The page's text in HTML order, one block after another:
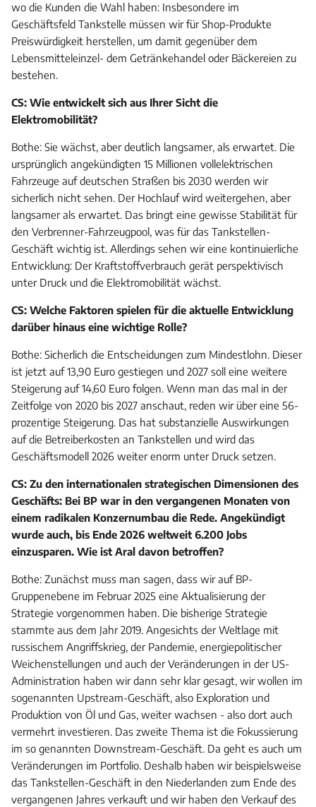
wo die Kunden die Wahl haben: Insbesondere im
Geschäftsfeld Tankstelle müssen wir für Shop-Produkte
Preiswürdigkeit herstellen, um damit gegenüber dem
Lebensmitteleinzel- dem Getränkehandel oder Bäckereien zu
bestehen.
CS: Wie entwickelt sich aus Ihrer Sicht die
Elektromobilität?
Bothe: Sie wächst, aber deutlich langsamer, als erwartet. Die
ursprünglich angekündigten 15 Millionen vollelektrischen
Fahrzeuge auf deutschen Straßen bis 2030 werden wir
sicherlich nicht sehen. Der Hochlauf wird weitergehen, aber
langsamer als erwartet. Das bringt eine gewisse Stabilität für
den Verbrenner-Fahrzeugpool, was für das Tankstellen-
Geschäft wichtig ist. Allerdings sehen wir eine kontinuierliche
Entwicklung: Der Kraftstoffverbrauch gerät perspektivisch
unter Druck und die Elektromobilität wächst.
CS: Welche Faktoren spielen für die aktuelle Entwicklung
darüber hinaus eine wichtige Rolle?
Bothe: Sicherlich die Entscheidungen zum Mindestlohn. Dieser
ist jetzt auf 13,90 Euro gestiegen und 2027 soll eine weitere
Steigerung auf 14,60 Euro folgen. Wenn man das mal in der
Zeitfolge von 2020 bis 2027 anschaut, reden wir über eine 56-
prozentige Steigerung. Das hat substanzielle Auswirkungen
auf die Betreiberkosten an Tankstellen und wird das
Geschäftsmodell 2026 weiter enorm unter Druck setzen.
CS: Zu den internationalen strategischen Dimensionen des
Geschäfts: Bei BP war in den vergangenen Monaten von
einem radikalen Konzernumbau die Rede. Angekündigt
wurde auch, bis Ende 2026 weltweit 6.200 Jobs
einzusparen. Wie ist Aral davon betroffen?
Bothe: Zunächst muss man sagen, dass wir auf BP-
Gruppenebene im Februar 2025 eine Aktualisierung der
Strategie vorgenommen haben. Die bisherige Strategie
stammte aus dem Jahr 2019. Angesichts der Weltlage mit
russischem Angriffskrieg, der Pandemie, energiepolitischer
Weichenstellungen und auch der Veränderungen in der US-
Administration haben wir dann sehr klar gesagt, wir wollen im
sogenannten Upstream-Geschäft, also Exploration und
Produktion von Öl und Gas, weiter wachsen - also dort auch
vermehrt investieren. Das zweite Thema ist die Fokussierung
im so genannten Downstream-Geschäft. Da geht es auch um
Veränderungen im Portfolio. Deshalb haben wir beispielsweise
das Tankstellen-Geschäft in den Niederlanden zum Ende des
vergangenen Jahres verkauft und wir haben den Verkauf des